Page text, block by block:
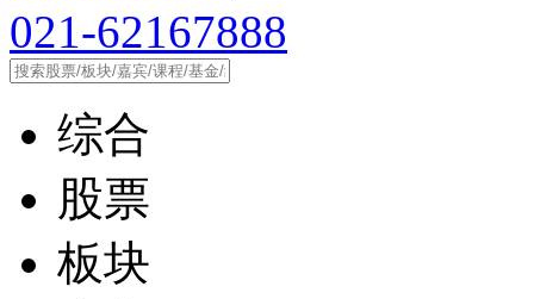
021-62167888
综合
股票
板块